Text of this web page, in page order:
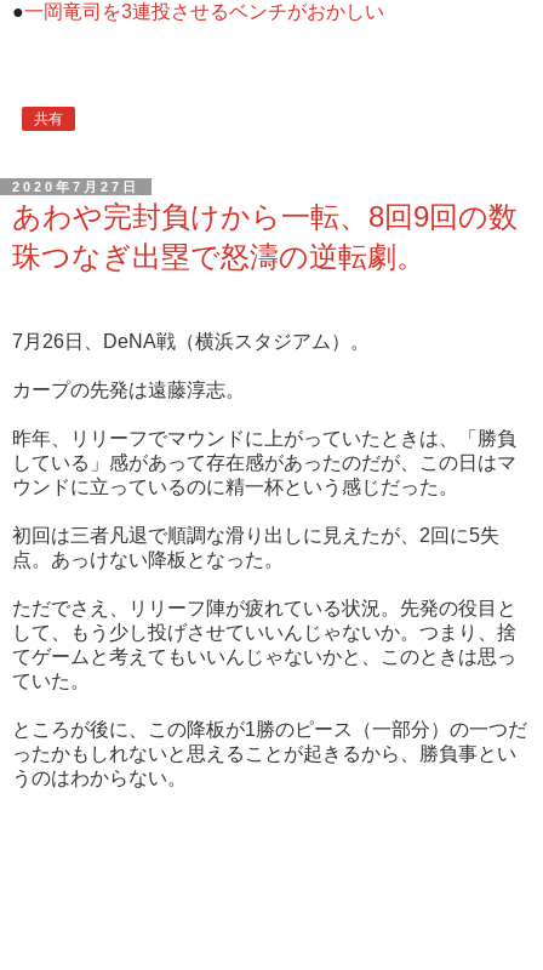
●一岡竜司を3連投させるベンチがおかしい
共有
2020年7月27日
あわや完封負けから一転、8回9回の数
珠つなぎ出塁で怒濤の逆転劇。
7月26日、DeNA戦（横浜スタジアム）。
カープの先発は遠藤淳志。
昨年、リリーフでマウンドに上がっていたときは、「勝負
している」感があって存在感があったのだが、この日はマ
ウンドに立っているのに精一杯という感じだった。
初回は三者凡退で順調な滑り出しに見えたが、2回に5失
点。あっけない降板となった。
ただでさえ、リリーフ陣が疲れている状況。先発の役目と
して、もう少し投げさせていいんじゃないか。つまり、捨
てゲームと考えてもいいんじゃないかと、このときは思っ
ていた。
ところが後に、この降板が1勝のピース（一部分）の一つだ
ったかもしれないと思えることが起きるから、勝負事とい
うのはわからない。